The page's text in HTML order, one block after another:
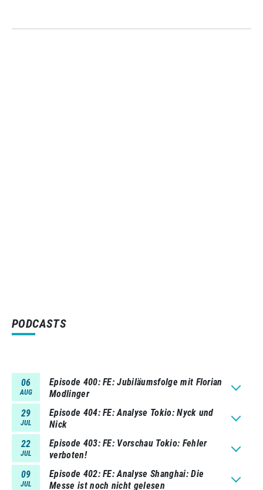
PODCASTS
06
AUG
Episode 400 FE: Jubiläumsfolge mit Florian
Modlinger
29
JUL
Episode 404 FE: Analyse Tokio: Nyck und
Nick
22
JUL
Episode 403 FE: Vorschau Tokio: Fehler
verboten!
09
JUL
Episode 402 FE: Analyse Shanghai: Die
Messe ist noch nicht gelesen